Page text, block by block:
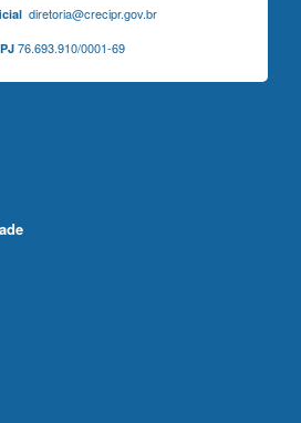
diretoria@crecipr.gov.br
76.693.910/0001-69